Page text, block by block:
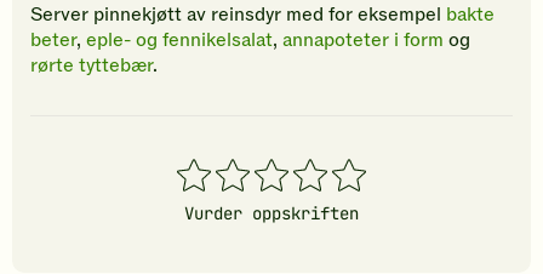
Server pinnekjøtt av reinsdyr med for eksempel bakte
beter, eple- og fennikelsalat, annapoteter i form og
rørte tyttebær.
1
stjerner
2
stjerner
3
stjerner
4
stjerner
5
stjerner
Vurder oppskriften